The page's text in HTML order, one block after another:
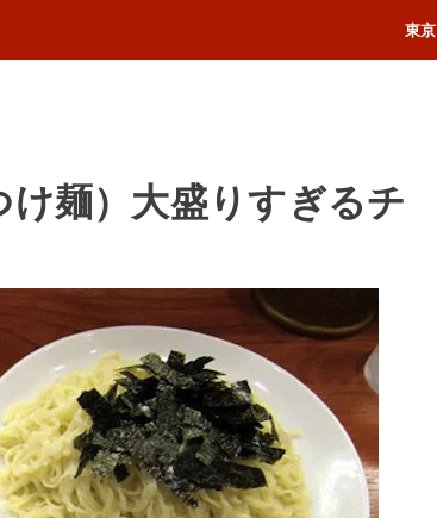
東京
麺）大盛りすぎるチ